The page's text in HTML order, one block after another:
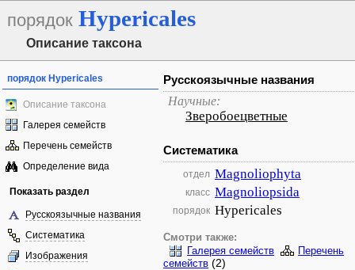
порядок Hypericales
Описание таксона
порядок Hypericales
Описание таксона
Галерея семейств
Перечень семейств
Определение вида
Показать раздел
Русскоязычные названия
Систематика
Изображения
Русскоязычные названия
Научные:
Зверобоецветные
Систематика
отдел Magnoliophyta
класс Magnoliopsida
порядок Hypericales
Смотри также:
Галерея семейств
Перечень
семейств (2)